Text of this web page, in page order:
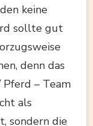
keine
sollte gut
denn das
Pferd – Team
als
sondern die